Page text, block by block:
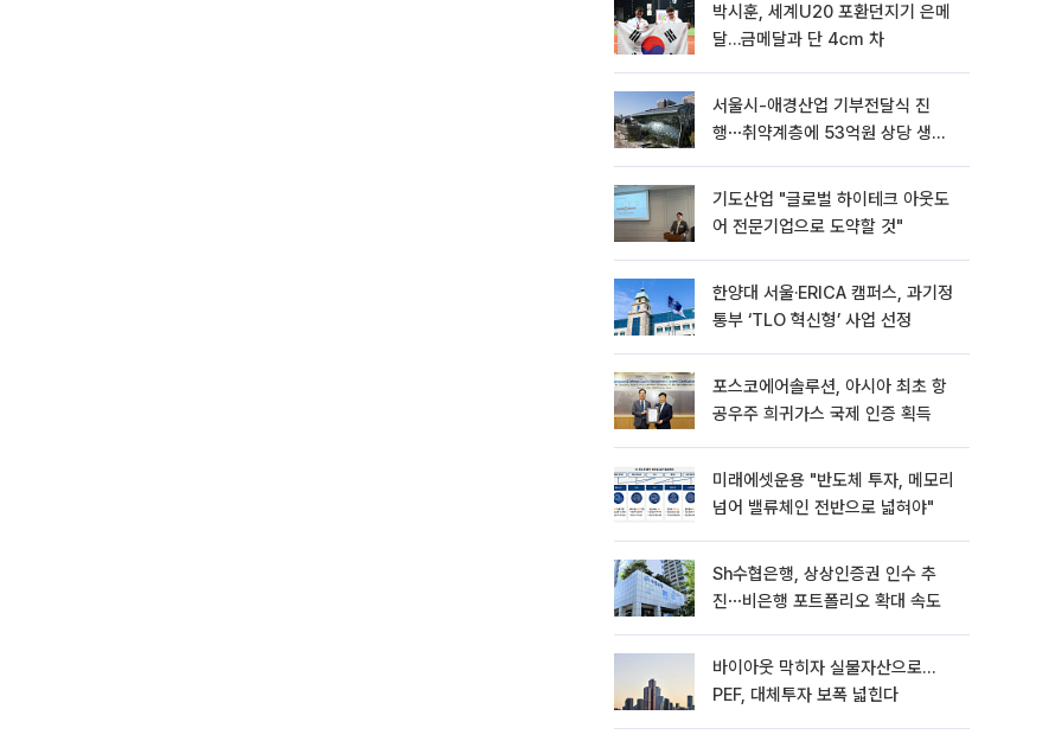
박시훈, 세계U20 포환던지기 은메
달…금메달과 단 4㎝ 차
서울시-애경산업 기부전달식 진
행⋯취약계층에 53억원 상당 생활
기도산업 "글로벌 하이테크 아웃도
어 전문기업으로 도약할 것"
한양대 서울·ERICA 캠퍼스, 과기정
통부 ‘TLO 혁신형’ 사업 선정
포스코에어솔루션, 아시아 최초 항
공우주 희귀가스 국제 인증 획득
미래에셋운용 "반도체 투자, 메모리
넘어 밸류체인 전반으로 넓혀야"
Sh수협은행, 상상인증권 인수 추
진⋯비은행 포트폴리오 확대 속도
바이아웃 막히자 실물자산으로…
PEF, 대체투자 보폭 넓힌다